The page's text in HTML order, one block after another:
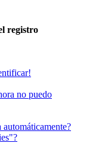
registro
no puedo